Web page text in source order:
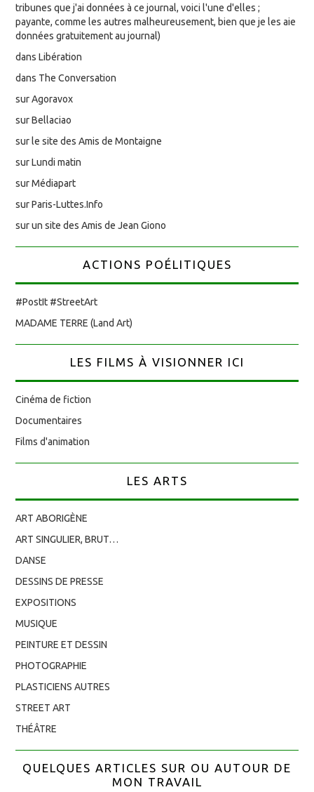
tribunes que j'ai données à ce journal, voici l'une d'elles ;
payante, comme les autres malheureusement, bien que je les aie
données gratuitement au journal)
dans Libération
dans The Conversation
sur Agoravox
sur Bellaciao
sur le site des Amis de Montaigne
sur Lundi matin
sur Médiapart
sur Paris-Luttes.Info
sur un site des Amis de Jean Giono
ACTIONS POÉLITIQUES
#PostIt #StreetArt
MADAME TERRE (Land Art)
LES FILMS À VISIONNER ICI
Cinéma de fiction
Documentaires
Films d'animation
LES ARTS
ART ABORIGÈNE
ART SINGULIER, BRUT…
DANSE
DESSINS DE PRESSE
EXPOSITIONS
MUSIQUE
PEINTURE ET DESSIN
PHOTOGRAPHIE
PLASTICIENS AUTRES
STREET ART
THÉÂTRE
QUELQUES ARTICLES SUR OU AUTOUR DE
MON TRAVAIL